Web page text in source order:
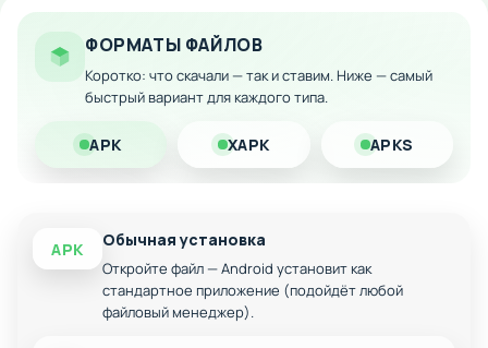
Беспрепятственное прохождение всех миссий
ФОРМАТЫ ФАЙЛОВ
Коротко: что скачали — так и ставим. Ниже — самый
быстрый вариант для каждого типа.
APK XAPK APKS
APK Обычная установка
Откройте файл — Android установит как
стандартное приложение (подойдёт любой
файловый менеджер).